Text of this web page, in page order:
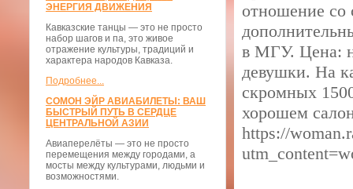
ЭНЕРГИЯ ДВИЖЕНИЯ
Кавказские танцы — это не просто
набор шагов и па, это живое
отражение культуры, традиций и
характера народов Кавказа.
Подробнее...
СОМОН ЭЙР АВИАБИЛЕТЫ: ВАШ
БЫСТРЫЙ ПУТЬ В СЕРДЦЕ
ЦЕНТРАЛЬНОЙ АЗИИ
Авиаперелёты — это не просто
перемещения между городами, а
мосты между культурами, людьми и
возможностями.
отношение со
в МГУ. Цена:
девушки. На
скромных
хорошем
https://